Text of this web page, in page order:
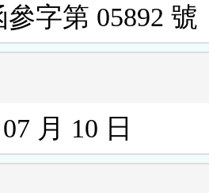
參字第 05892 號
月 10 日